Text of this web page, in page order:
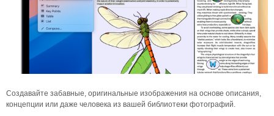
Создавайте забавные, оригинальные изображения на основе описания,
концепции или даже человека из вашей библиотеки фотографий.